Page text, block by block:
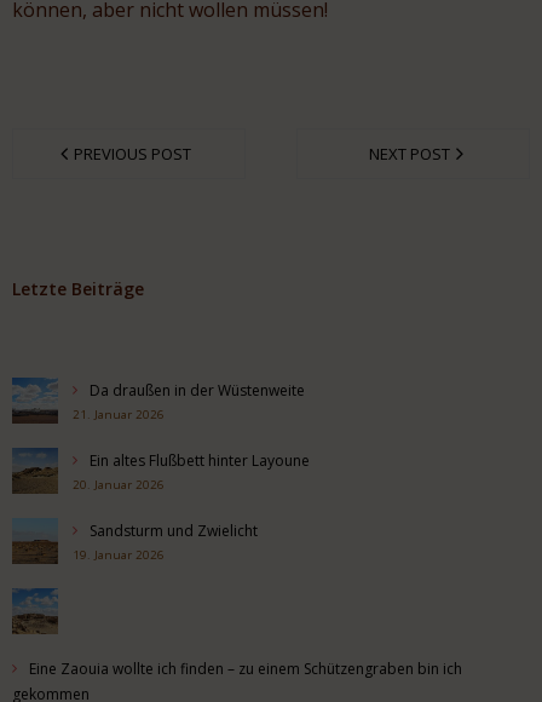
können, aber nicht wollen müssen!
PREVIOUS POST NEXT POST
Letzte Beiträge
Da draußen in der Wüstenweite
21. Januar 2026
Ein altes Flußbett hinter Layoune
20. Januar 2026
Sandsturm und Zwielicht
19. Januar 2026
Eine Zaouia wollte ich finden – zu einem Schützengraben bin ich
gekommen